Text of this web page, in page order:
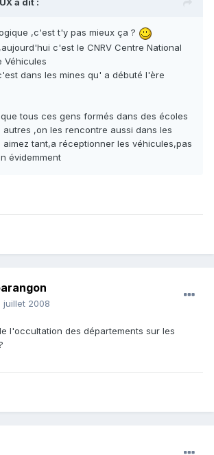
a dit :
,c'est t'y pas mieux ça ?
c'est le CNRV Centre National
Véhicules
dans les mines qu' a débuté l'ère
tous ces gens formés dans des écoles
autres ,on les rencontre aussi dans les
aimez tant,a réceptionner les véhicules,pas
évidemment
juillet 2008
l'occultation des départements sur les